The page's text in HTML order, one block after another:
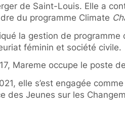
de Saint-Louis. Elle a
du programme Climate
la gestion de
féminin et société civile.
Mareme occupe le poste
elle s’est engagée
des Jeunes sur les